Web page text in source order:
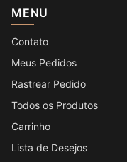
MENU
Contato
Meus Pedidos
Rastrear Pedido
Todos os Produtos
Carrinho
Lista de Desejos